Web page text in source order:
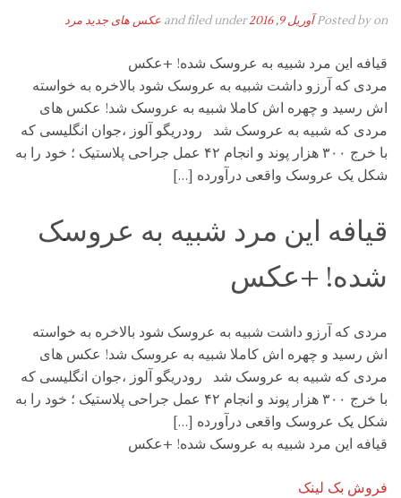
Posted byon آوریل 9, 2016 and filed under عکس های جدید مرد
قیافه این مرد شبیه به عروسک شده! +عکس
مردی که آرزو داشت شبیه به عروسک شود بالاخره به خواسته
اش رسید و چهره اش کاملا شبیه به عروسک شد! عکس های
مردی که شبیه به عروسک شد رودریگو آلوز ،جوان انگلیسی که
با خرج ۳۰۰ هزار پوند و انجام ۴۲ عمل جراحی پلاستیک ؛ خود را به
شکل یک عروسک واقعی درآورده […]
قیافه این مرد شبیه به عروسک
شده! +عکس
مردی که آرزو داشت شبیه به عروسک شود بالاخره به خواسته
اش رسید و چهره اش کاملا شبیه به عروسک شد! عکس های
مردی که شبیه به عروسک شد رودریگو آلوز ،جوان انگلیسی که
با خرج ۳۰۰ هزار پوند و انجام ۴۲ عمل جراحی پلاستیک ؛ خود را به
شکل یک عروسک واقعی درآورده […]
قیافه این مرد شبیه به عروسک شده! +عکس
فروش بک لینک